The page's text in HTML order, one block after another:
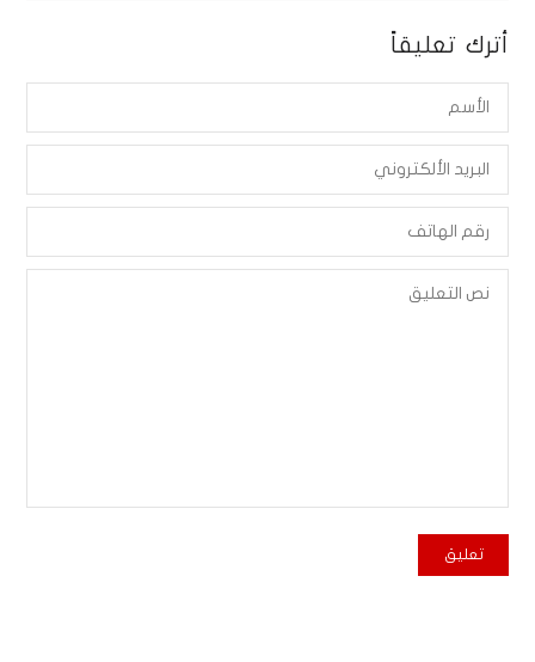
أترك تعليقاً